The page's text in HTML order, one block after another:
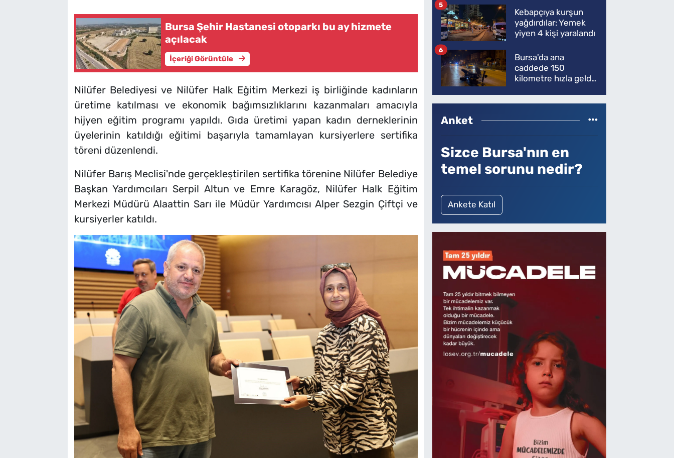
Bursa Şehir Hastanesi otoparkı bu ay hizmete
açılacak
İçeriği Görüntüle
Nilüfer Belediyesi ve Nilüfer Halk Eğitim Merkezi iş birliğinde kadınların
üretime katılması ve ekonomik bağımsızlıklarını kazanmaları amacıyla
hijyen eğitim programı yapıldı. Gıda üretimi yapan kadın derneklerinin
üyelerinin katıldığı eğitimi başarıyla tamamlayan kursiyerlere sertifika
töreni düzenlendi.
Nilüfer Barış Meclisi'nde gerçekleştirilen sertifika törenine Nilüfer Belediye
Başkan Yardımcıları Serpil Altun ve Emre Karagöz, Nilüfer Halk Eğitim
Merkezi Müdürü Alaattin Sarı ile Müdür Yardımcısı Alper Sezgin Çiftçi ve
kursiyerler katıldı.
Kebapçıya kurşun
yağdırdılar: Yemek
yiyen 4 kişi yaralandı
5
Bursa'da ana
caddede 150
kilometre hızla geldi,
6
Anket
Sizce Bursa'nın en
temel sorunu nedir?
Ankete Katıl